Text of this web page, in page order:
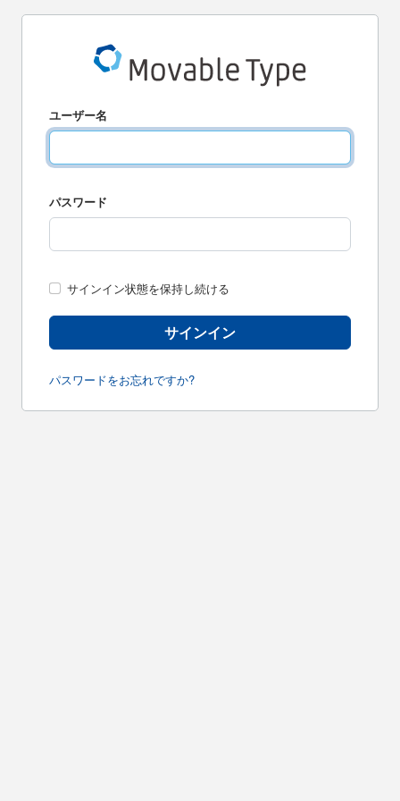
ユーザー名
パスワード
サインイン状態を保持し続ける
パスワードをお忘れですか?
サインイン